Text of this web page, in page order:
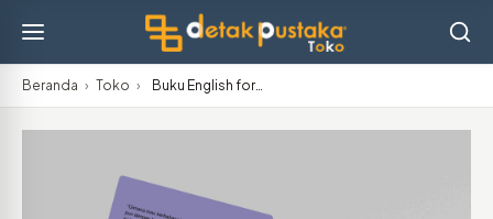
Beranda › Toko › Buku English for…